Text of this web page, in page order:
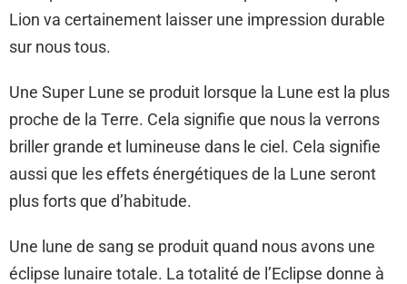
Lion va certainement laisser une impression durable
sur nous tous.
Une Super Lune se produit lorsque la Lune est la plus
proche de la Terre. Cela signifie que nous la verrons
briller grande et lumineuse dans le ciel. Cela signifie
aussi que les effets énergétiques de la Lune seront
plus forts que d’habitude.
Une lune de sang se produit quand nous avons une
éclipse lunaire totale. La totalité de l’Eclipse donne à